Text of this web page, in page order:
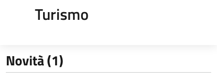
Turismo
Novità (1)